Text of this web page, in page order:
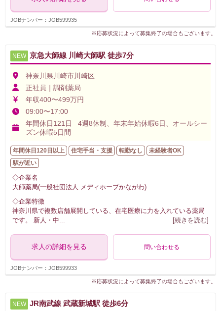
JOBナンバー：JOB599935
※応募状況によって募集終了の場合もございます。
NEW 京急大師線 川崎大師駅 徒歩7分
神奈川県川崎市川崎区
正社員｜調剤薬局
年収400〜499万円
09:00〜17:00
年間休日121日 4週8休制、年末年始休暇6日、オールシー
ズン休暇5日間
年間休日120日以上 住宅手当・支援 転勤なし
未経験者OK
駅が近い
◇企業名
大師薬局(一般社団法人 メディホープかながわ)
◇企業特徴
神奈川県で複数店舗展開している、在宅医療に力を入れている薬局
です。 新人・中
[続きを読む]
求人の詳細を見る 問い合わせる
JOBナンバー：JOB599933
※応募状況によって募集終了の場合もございます。
NEW JR南武線 武蔵新城駅 徒歩6分